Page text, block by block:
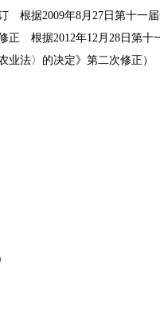
根据2009年8月27日第十一
正 根据2012年12月28日第
业法〉的决定》第二次修正）